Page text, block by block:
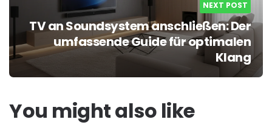
NEXT POST
TV an Soundsystem anschließen: Der
umfassende Guide für optimalen
Klang
You might also like